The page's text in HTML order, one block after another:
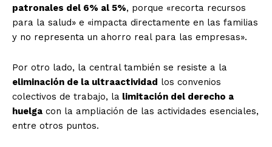
patronales del 6% al 5%, porque «recorta recursos
para la salud» e «impacta directamente en las familias
y no representa un ahorro real para las empresas».
Por otro lado, la central también se resiste a la
eliminación de la ultraactividad los convenios
colectivos de trabajo, la limitación del derecho a
huelga con la ampliación de las actividades esenciales,
entre otros puntos.